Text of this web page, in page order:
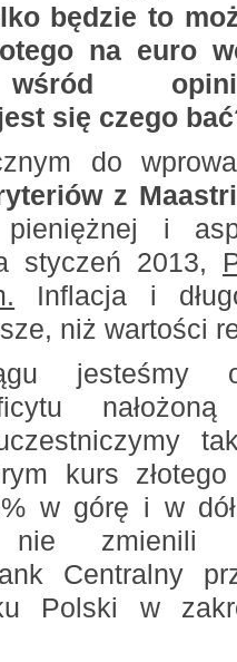
będzie to
na euro
wśród
się czego
do
z
i
styczeń 2013,
Inflacja i
niż wartości
jesteśmy
kurs
w górę i w
zmienili
Centralny
Polski w